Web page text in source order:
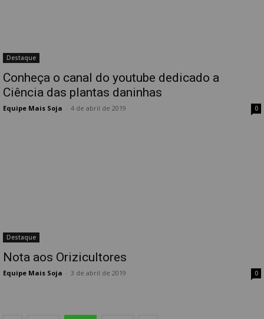
Destaque
Conheça o canal do youtube dedicado a
Ciência das plantas daninhas
Equipe Mais Soja 4 de abril de 2019 0
Destaque
Nota aos Orizicultores
Equipe Mais Soja 3 de abril de 2019 0